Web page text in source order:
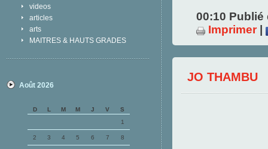
videos
articles
arts
MAITRES & HAUTS GRADES
Août 2026
D L M M J V
S
1
2 3 4 5 6 7 8
00:10
Imprimer
JO THAMBU